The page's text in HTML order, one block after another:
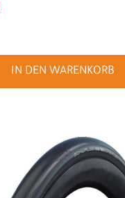
IN DEN WARENKORB